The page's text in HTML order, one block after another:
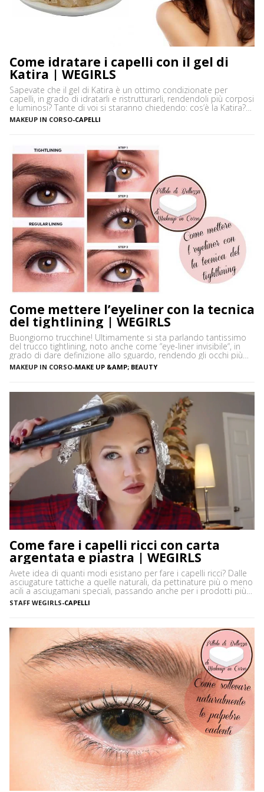
Come idratare i capelli con il gel di
Katira | WEGIRLS
Sapevate che il gel di Katira è un ottimo condizionate per
capelli, in grado di idratarli e ristrutturarli, rendendoli più corposi
e luminosi? Tante di voi si staranno chiedendo: cos’è la Katira?
La Katira o Gomma Adragante è una resina gelificante naturale
ottenuta dalla linfa essiccata di Astragalus gummifer, un piccolo
MAKEUP IN CORSO-CAPELLI
Come mettere l’eyeliner con la tecnica
del tightlining | WEGIRLS
Buongiorno trucchine! Ultimamente si sta parlando tantissimo
del trucco tightlining, noto anche come “eye-liner invisibile“, in
grado di dare definizione allo sguardo, rendendo gli occhi più
espressivi e le ciglia più folte. Ma di cosa si tratta precisamente?
Vediamo insieme cos’è tightlining e come farlo senza rischiare di
MAKEUP IN CORSO-MAKE UP &AMP; BEAUTY
Come fare i capelli ricci con carta
argentata e piastra | WEGIRLS
Avete idea di quanti modi esistano per fare i capelli ricci? Dalle
asciugature tattiche a quelle naturali, da pettinature più o meno
acili a asciugamani speciali, passando anche per i prodotti più
disparati. Avere i capelli ricci è uno must, ancor di più in estate,
quando ci vediamo più belle selvagge. Ci sono tanti modi […]
STAFF WEGIRLS-CAPELLI